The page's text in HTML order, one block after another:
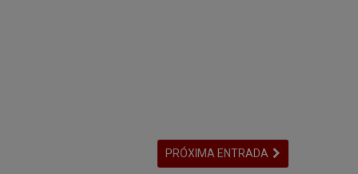
PRÓXIMA ENTRADA